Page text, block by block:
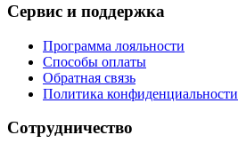
Сервис и поддержка
Программа лояльности
Способы оплаты
Обратная связь
Политика конфиденциальности
Сотрудничество